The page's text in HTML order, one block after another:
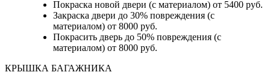
Покраска новой двери (с материалом) от 5400 руб.
Закраска двери до 30% повреждения (с
материалом) от 8000 руб.
Покрасить дверь до 50% повреждения (с
материалом) от 8000 руб.
КРЫШКА БАГАЖНИКА